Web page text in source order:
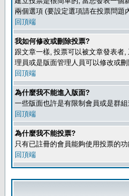
兩個選項 (要設定選項請在投票問題
回頂端
我如何修改或刪除投票?
跟文章一樣, 投票可以被文章發表者
理員或是版面管理人員可以修改或
回頂端
為什麼我不能進入版面?
一些版面也許是有限制會員或是群
回頂端
為什麼我不能投票?
只有已註冊的會員能夠使用投票的
回頂端